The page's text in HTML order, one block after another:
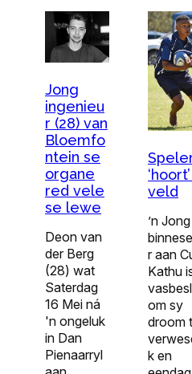
Jong
ingenieu
r (28) van
Bloemfo
ntein se
organe
red vele
se lewe
Deon van
der Berg
(28) wat
Saterdag
16 Mei ná
'n ongeluk
in Dan
Pienaarryl
veld
’n Jong
r aan
Kathu
om sy
droom
k en